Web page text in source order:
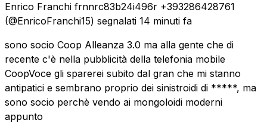
Enrico Franchi frnnrc83b24i496r +393286428761
(@EnricoFranchi15) segnalati 14 minuti fa
sono socio Coop Alleanza 3.0 ma alla gente che di
recente c'è nella pubblicità della telefonia mobile
CoopVoce gli sparerei subito dal gran che mi stanno
antipatici e sembrano proprio dei sinistroidi di *****, ma
sono socio perchè vendo ai mongoloidi moderni
appunto